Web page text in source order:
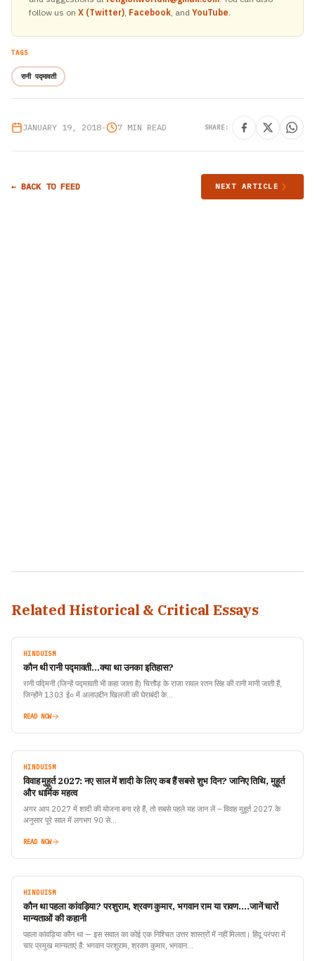
follow us on X (Twitter), Facebook, and YouTube.
TAGS
रानी पद्मावती
JANUARY 19, 2018• 7 MIN READ SHARE:
← BACK TO FEED NEXT ARTICLE
Related Historical & Critical Essays
HINDUISM
कौन थी रानी पद्मावती…क्या था उनका इतिहास?
रानी पद्मिनी (जिन्हें पद्मावती भी कहा जाता है) चित्तौड़ के राजा रावल रतन सिंह की रानी मानी जाती हैं,
जिन्होंने 1303 ई० में अलाउद्दीन खिलजी की घेराबंदी के…
READ NOW
HINDUISM
विवाह मुहूर्त 2027: नए साल में शादी के लिए कब हैं सबसे शुभ दिन? जानिए तिथि, मुहूर्त
और धार्मिक महत्व
अगर आप 2027 में शादी की योजना बना रहे हैं, तो सबसे पहले यह जान लें – विवाह मुहूर्त 2027 के
अनुसार पूरे साल में लगभग 90 से…
READ NOW
HINDUISM
कौन था पहला कांवड़िया? परशुराम, श्रवण कुमार, भगवान राम या रावण….जानें चारों
मान्यताओं की कहानी
पहला कांवड़िया कौन था — इस सवाल का कोई एक निश्चित उत्तर शास्त्रों में नहीं मिलता। हिंदू परंपरा में
चार प्रमुख मान्यताएं हैं: भगवान परशुराम, श्रवण कुमार, भगवान…